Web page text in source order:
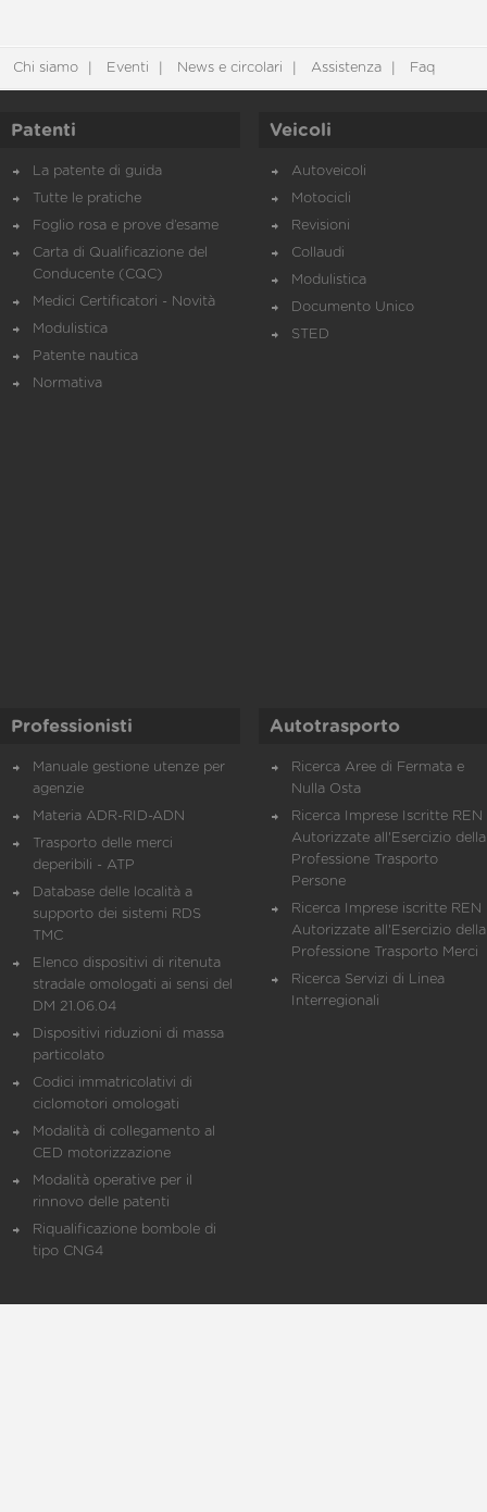
Chi siamo Eventi News e circolari Assistenza Faq
Patenti
La patente di guida
Tutte le pratiche
Foglio rosa e prove d’esame
Carta di Qualificazione del
Conducente (CQC)
Medici Certificatori - Novità
Modulistica
Patente nautica
Normativa
Veicoli
Autoveicoli
Motocicli
Revisioni
Collaudi
Modulistica
Documento Unico
STED
Professionisti
Manuale gestione utenze per
agenzie
Materia ADR-RID-ADN
Trasporto delle merci
deperibili - ATP
Database delle località a
supporto dei sistemi RDS
TMC
Elenco dispositivi di ritenuta
stradale omologati ai sensi del
DM 21.06.04
Dispositivi riduzioni di massa
particolato
Codici immatricolativi di
ciclomotori omologati
Modalità di collegamento al
CED motorizzazione
Modalità operative per il
rinnovo delle patenti
Riqualificazione bombole di
tipo CNG4
Autotrasporto
Ricerca Aree di Fermata e
Nulla Osta
Ricerca Imprese Iscritte REN
Autorizzate all'Esercizio della
Professione Trasporto
Persone
Ricerca Imprese iscritte REN
Autorizzate all'Esercizio della
Professione Trasporto Merci
Ricerca Servizi di Linea
Interregionali